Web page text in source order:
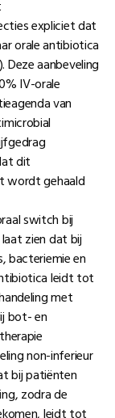
expliciet dat
orale antibiotica
Deze aanbeveling
IV-orale
van
dit
wordt gehaald
switch bij
zien dat bij
bacteriemie en
leidt tot
met
bot- en
non-inferieur
bij patiënten
zodra de